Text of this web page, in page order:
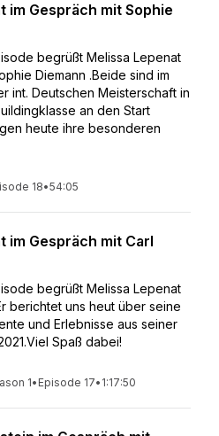
im Gespräch mit Sophie
begrüßt Melissa Lepenat
Diemann .Beide sind im
int. Deutschen Meisterschaft in
an den Start
heute ihre besonderen
18•54:05
im Gespräch mit Carl
begrüßt Melissa Lepenat
berichtet uns heut über seine
und Erlebnisse aus seiner
Spaß dabei!
1• Episode 17• 1:17:50